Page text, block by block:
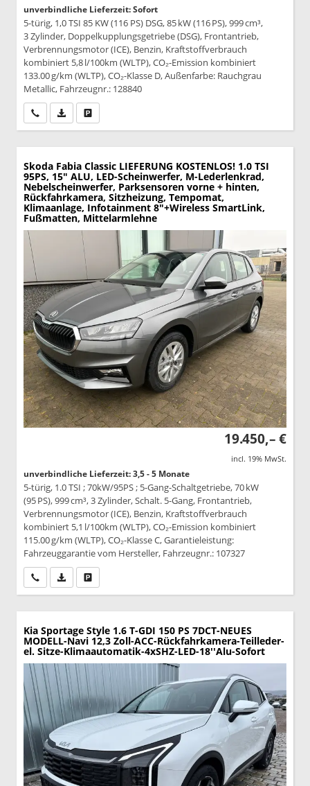
unverbindliche Lieferzeit: Sofort
5-türig, 1,0 TSI 85 KW (116 PS) DSG, 85 kW (116 PS), 999 cm³,
3 Zylinder, Doppelkupplungsgetriebe (DSG), Frontantrieb,
Verbrennungsmotor (ICE), Benzin, Kraftstoffverbrauch
kombiniert 5,8 l/100km (WLTP), CO₂-Emission kombiniert
133.00 g/km (WLTP), CO₂-Klasse D, Außenfarbe: Rauchgrau
Metallic, Fahrzeugnr.: 128840
Wir rufen Sie anPDF-Datei, Fahrzeugexposé drucken
Skoda Fabia Classic LIEFERUNG KOSTENLOS! 1.0 TSI
95PS, 15" ALU, LED-Scheinwerfer, M-Lederlenkrad,
Nebelscheinwerfer, Parksensoren vorne + hinten,
Rückfahrkamera, Sitzheizung, Tempomat,
Klimaanlage, Infotainment 8"+Wireless SmartLink,
Fußmatten, Mittelarmlehne
19.450,– €
incl. 19% MwSt.
unverbindliche Lieferzeit: 3,5 - 5 Monate
5-türig, 1.0 TSI ; 70kW/95PS ; 5-Gang-Schaltgetriebe, 70 kW
(95 PS), 999 cm³, 3 Zylinder, Schalt. 5-Gang, Frontantrieb,
Verbrennungsmotor (ICE), Benzin, Kraftstoffverbrauch
kombiniert 5,1 l/100km (WLTP), CO₂-Emission kombiniert
115.00 g/km (WLTP), CO₂-Klasse C, Garantieleistung:
Fahrzeuggarantie vom Hersteller, Fahrzeugnr.: 107327
Wir rufen Sie anPDF-Datei, Fahrzeugexposé drucken
Kia Sportage Style 1.6 T-GDI 150 PS 7DCT-NEUES
MODELL-Navi 12,3 Zoll-ACC-Rückfahrkamera-Teilleder-
el. Sitze-Klimaautomatik-4xSHZ-LED-18''Alu-Sofort